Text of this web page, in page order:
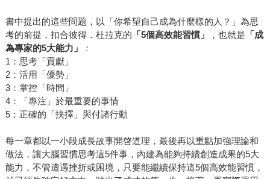
書中提出的這些問題，以「你希望自己成為什麼樣的人？」為思
考的前提，扣合彼得．杜拉克的 「5個高效能習慣」 ，也就是 「成
為專家的5大能力」
：
1：思考「貢獻」
2：活用「優勢」
3：掌控「時間」
4：「專注」於最重要的事情
5：正確的「抉擇」與付諸行動
每一章都以一小段成長故事開啓道理，最後再以重點加強理論和
做法，讓大腦習慣思考這5件事，內建為能夠持續創造成果的5大
能力，不管遭遇挫折或困境，只要能繼續保持這5個高效能習慣，